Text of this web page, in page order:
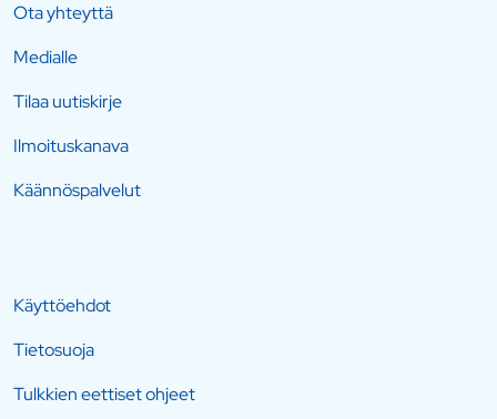
Ota yhteyttä
Medialle
Tilaa uutiskirje
Ilmoituskanava
Käännöspalvelut
Käyttöehdot
Tietosuoja
Tulkkien eettiset ohjeet